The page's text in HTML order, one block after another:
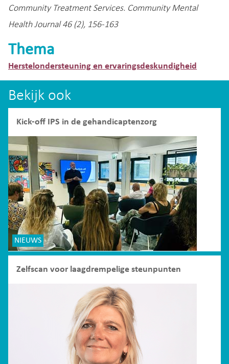
Community Treatment Services. Community Mental
Health Journal 46 (2), 156-163
Thema
Herstelondersteuning en ervaringsdeskundigheid
Bekijk ook
Kick-off IPS in de gehandicaptenzorg
NIEUWS
Zelfscan voor laagdrempelige steunpunten